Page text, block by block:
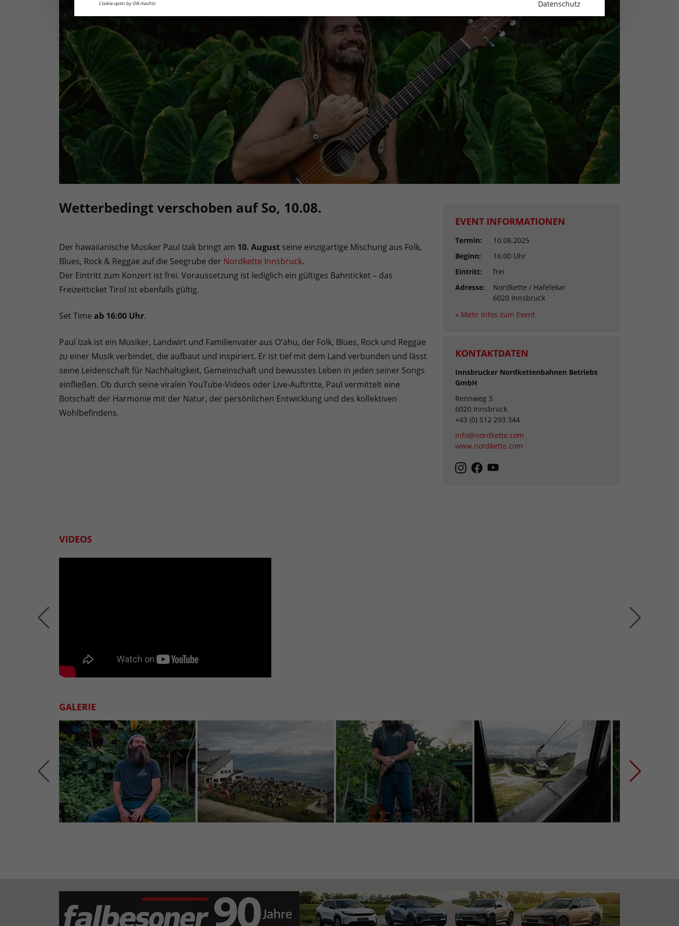
Wetterbedingt verschoben auf So, 10.08.
Der hawaiianische Musiker Paul Izak bringt am 10. August seine einzigartige Mischung aus Folk,
Blues, Rock & Reggae auf die Seegrube der Nordkette Innsbruck.
Der Eintritt zum Konzert ist frei. Voraussetzung ist lediglich ein gültiges Bahnticket – das
Freizeitticket Tirol ist ebenfalls gültig.
Set Time ab 16:00 Uhr.
Paul Izak ist ein Musiker, Landwirt und Familienvater aus Oʻahu, der Folk, Blues, Rock und Reggae
zu einer Musik verbindet, die aufbaut und inspiriert. Er ist tief mit dem Land verbunden und lässt
seine Leidenschaft für Nachhaltigkeit, Gemeinschaft und bewusstes Leben in jeden seiner Songs
einfließen. Ob durch seine viralen YouTube-Videos oder Live-Auftritte, Paul vermittelt eine
Botschaft der Harmonie mit der Natur, der persönlichen Entwicklung und des kollektiven
Wohlbefindens.
EVENT INFORMATIONEN
Termin:
10.08.2025
Beginn:
16:00 Uhr
Eintritt:
frei
Adresse:
Nordkette / Hafelekar
6020 Innsbruck
» Mehr Infos zum Event
KONTAKTDATEN
Innsbrucker Nordkettenbahnen Betriebs
GmbH
Rennweg 3
6020 Innsbruck
+43 (0) 512 293 344
info@nordkette.com
www.nordkette.com
VIDEOS
GALERIE
Cookie optin by Olli machts Datenschutz